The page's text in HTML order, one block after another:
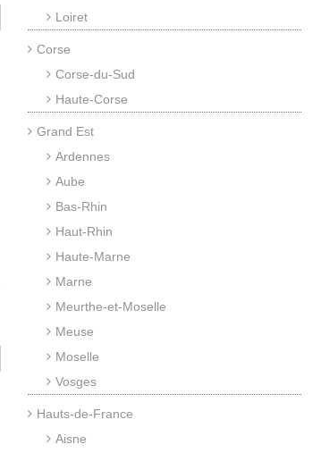
Loiret
Corse
Corse-du-Sud
Haute-Corse
Grand Est
Ardennes
Aube
Bas-Rhin
Haut-Rhin
Haute-Marne
Marne
Meurthe-et-Moselle
Meuse
Moselle
Vosges
Hauts-de-France
Aisne